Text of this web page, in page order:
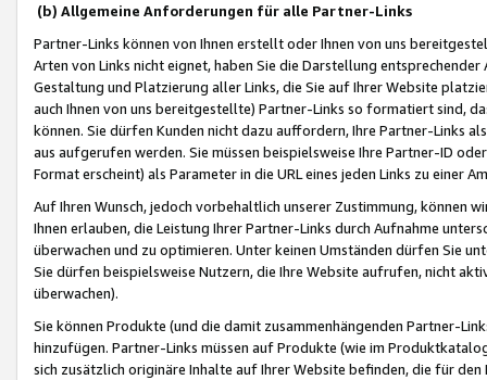
(b) Allgemeine Anforderungen für alle Partner-Links
Partner-Links können von Ihnen erstellt oder Ihnen von uns
Arten von Links nicht eignet, haben Sie die Darstellung
Gestaltung und Platzierung aller Links, die Sie auf Ihrer Website
auch Ihnen von uns bereitgestellte) Partner-Links so formatiert sind,
können. Sie dürfen Kunden nicht dazu auffordern, Ihre Partner-Links
aus aufgerufen werden. Sie müssen beispielsweise Ihre Partner-ID
Format erscheint) als Parameter in die URL eines jeden Links zu einer
Auf Ihren Wunsch, jedoch vorbehaltlich unserer Zustimmung, können
Ihnen erlauben, die Leistung Ihrer Partner-Links durch Aufnahme
überwachen und zu optimieren. Unter keinen Umständen dürfen Sie
Sie dürfen beispielsweise Nutzern, die Ihre Website aufrufen, nicht
überwachen).
Sie können Produkte (und die damit zusammenhängenden Partner-
hinzufügen. Partner-Links müssen auf Produkte (wie im
sich zusätzlich originäre Inhalte auf Ihrer Website befinden, die für